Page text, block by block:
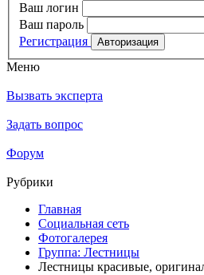
Ваш логин
Ваш пароль
Регистрация
Меню
Вызвать эксперта
Задать вопрос
Форум
Рубрики
Главная
Социальная сеть
Фотогалерея
Группа: Лестницы
Лестницы красивые,